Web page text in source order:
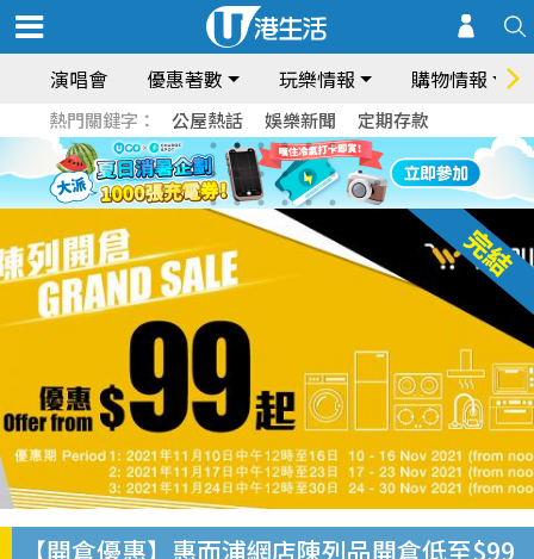
演唱會 優惠著數 玩樂情報 購物情報
熱門關鍵字： 公屋熱話 娛樂新聞 定期存款
【開倉優惠】惠而浦網店陳列品開倉低至$99